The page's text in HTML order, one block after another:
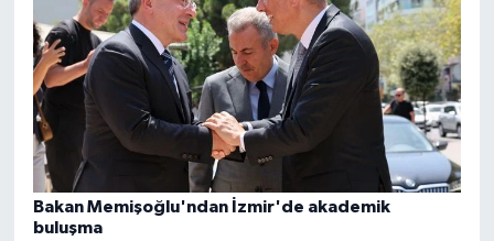
Bakan Memişoğlu'ndan İzmir'de akademik
buluşma